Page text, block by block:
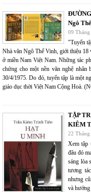
Ngô
09
"Tuyển
Nhà văn Ngô Thế Vinh, giới thiệu 18
ở miền Nam Việt Nam. Những tác
chứng cho một nền văn nghệ
30/4/1975. Do đó, tuyển tập là một
giáo dục thời Việt Nam Cộng Hoà.
TẬP
KIÊM
22
Xem tập
đâu đó
sáng lòa
tương
nhưng
và